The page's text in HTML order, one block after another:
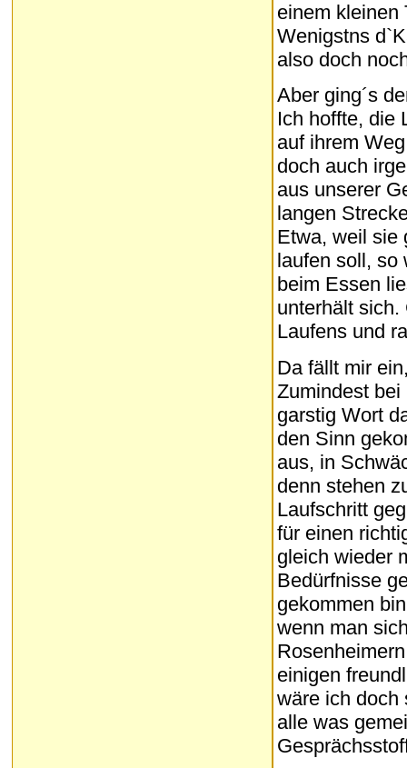
einem kleinen
Wenigstns
also doch
Aber ging´s
Ich hoffte, die
auf ihrem
doch auch
aus unserer
langen
Etwa, weil sie
laufen soll,
beim Essen
unterhält
Laufens und
Da fällt mir
Zumindest bei
garstig Wort
den Sinn
aus, in
denn stehen
Laufschritt
für einen
gleich wieder
Bedürfnisse
gekommen
wenn man
einigen
wäre ich doch
alle was